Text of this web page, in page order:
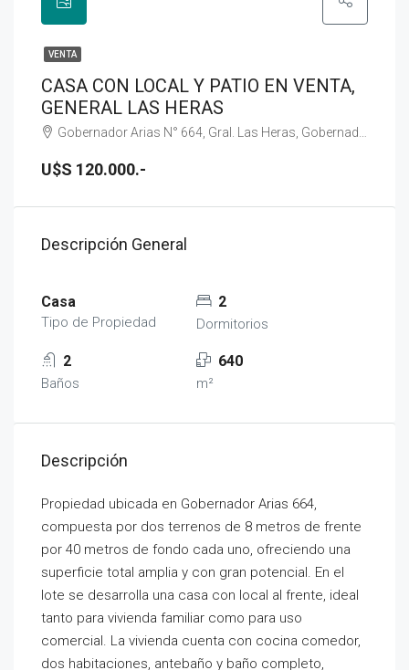
VENTA
CASA CON LOCAL Y PATIO EN VENTA,
GENERAL LAS HERAS
Gobernador Arias N° 664, Gral. Las Heras, Gobernador Arias N° 664
U$S 120.000.-
Descripción General
Casa
Tipo de Propiedad
2
Dormitorios
2
Baños
640
m²
Descripción
Propiedad ubicada en Gobernador Arias 664,
compuesta por dos terrenos de 8 metros de frente
por 40 metros de fondo cada uno, ofreciendo una
superficie total amplia y con gran potencial. En el
lote se desarrolla una casa con local al frente, ideal
tanto para vivienda familiar como para uso
comercial. La vivienda cuenta con cocina comedor,
dos habitaciones, antebaño y baño completo,